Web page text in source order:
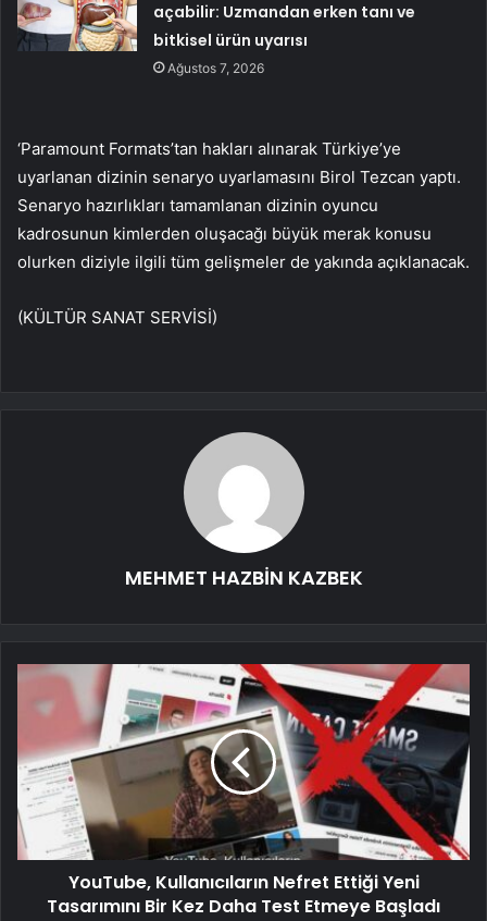
açabilir: Uzmandan erken tanı ve
bitkisel ürün uyarısı
Ağustos 7, 2026
‘Paramount Formats’tan hakları alınarak Türkiye’ye
uyarlanan dizinin senaryo uyarlamasını Birol Tezcan yaptı.
Senaryo hazırlıkları tamamlanan dizinin oyuncu
kadrosunun kimlerden oluşacağı büyük merak konusu
olurken diziyle ilgili tüm gelişmeler de yakında açıklanacak.
(KÜLTÜR SANAT SERVİSİ)
MEHMET HAZBİN KAZBEK
YouTube, Kullanıcıların Nefret Ettiği Yeni
Tasarımını Bir Kez Daha Test Etmeye Başladı